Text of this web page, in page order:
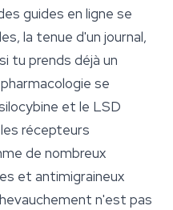
guides en ligne se
la tenue d'un journal,
tu prends déjà un
se
et le LSD
récepteurs
de nombreux
et antimigraineux
n'est pas